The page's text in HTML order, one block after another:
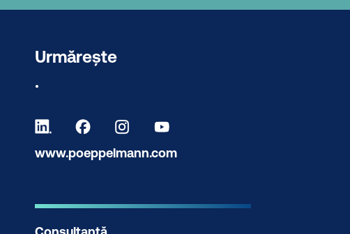
Urmărește
.
www.poeppelmann.com